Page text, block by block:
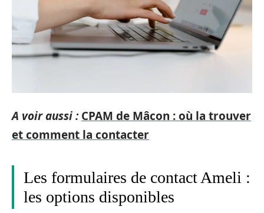
A voir aussi : CPAM de Mâcon : où la trouver
et comment la contacter
Les formulaires de contact Ameli :
les options disponibles